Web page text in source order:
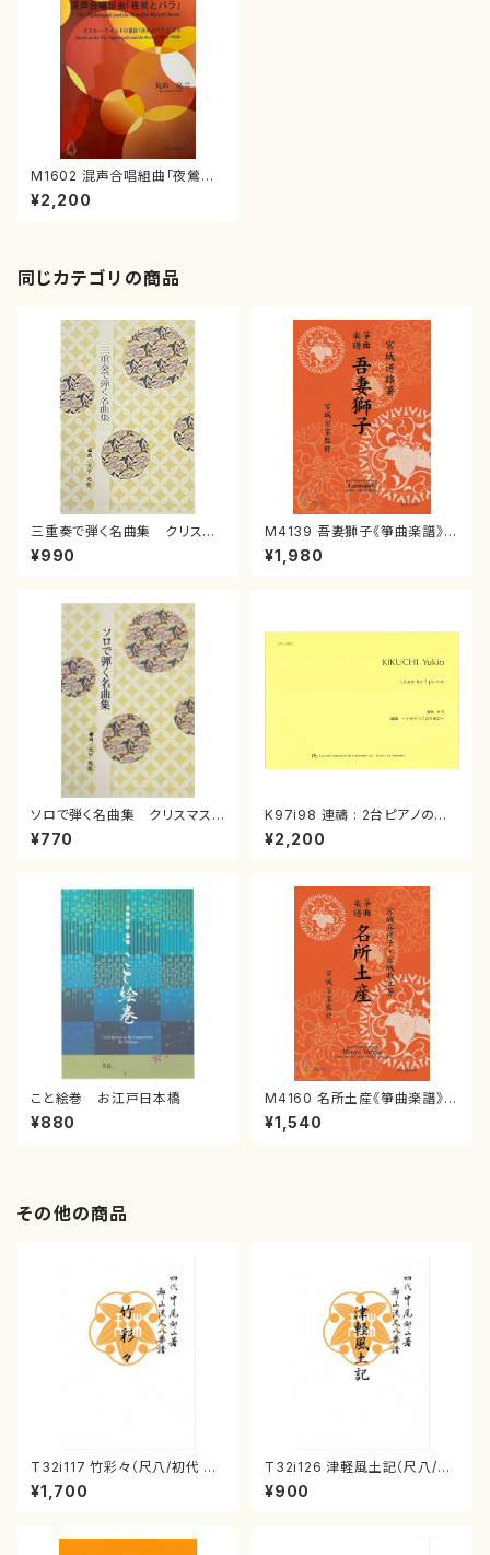
M1602 混声合唱組曲「夜鶯と
バラ」（混声合唱、ピアノ/丸山亮/
楽譜）
¥2,200
同じカテゴリの商品
三重奏で弾く名曲集 クリスマ
スメドレー( 箏2/大平光美 編
曲/楽譜）
¥990
M4139 吾妻獅子《箏曲楽譜》
（箏/宮城道雄著・宮城宗家監修/
箏曲古典楽譜）
¥1,980
ソロで弾く名曲集 クリスマス・
イブ／恋人がサンタクロース(
箏独奏 /大平光美 編曲/楽
¥770
K97i98 連禱 : 2台ピアノのた
めの（2 Pianos / 菊池 幸夫 /
楽譜）
¥2,200
こと絵巻 お江戸日本橋
¥880
M4160 名所土産《箏曲楽譜》
（箏/宮城喜代子・宮城数江著・
宮城宗家監修/箏曲古典楽譜）
¥1,540
その他の商品
T32i117 竹彩々（尺八/初代 山
本邦山/尺八/都山式譜）都山流
公刊楽譜曲番:566
¥1,700
T32i126 津軽風土記（尺八/野
村峰山/尺八/都山式譜）都山流
公刊楽譜曲番:575
¥900